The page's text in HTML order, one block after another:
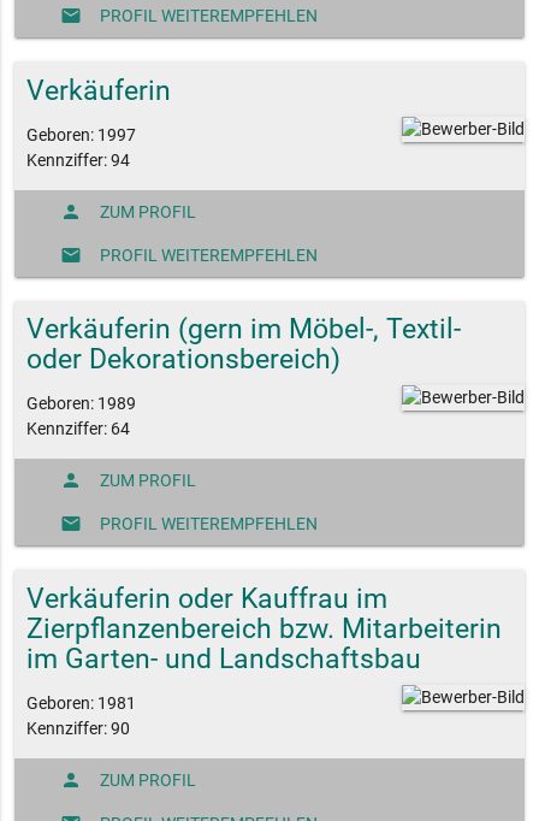
mail PROFIL WEITEREMPFEHLEN
Verkäuferin
Geboren: 1997
Kennziffer: 94
person ZUM PROFIL
mail PROFIL WEITEREMPFEHLEN
Verkäuferin (gern im Möbel-, Textil-
oder Dekorationsbereich)
Geboren: 1989
Kennziffer: 64
person ZUM PROFIL
mail PROFIL WEITEREMPFEHLEN
Verkäuferin oder Kauffrau im
Zierpflanzenbereich bzw. Mitarbeiterin
im Garten- und Landschaftsbau
Geboren: 1981
Kennziffer: 90
person ZUM PROFIL